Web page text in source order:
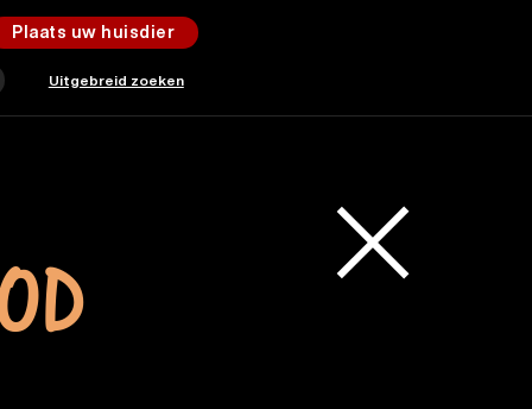
Plaats uw huisdier
Uitgebreid zoeken